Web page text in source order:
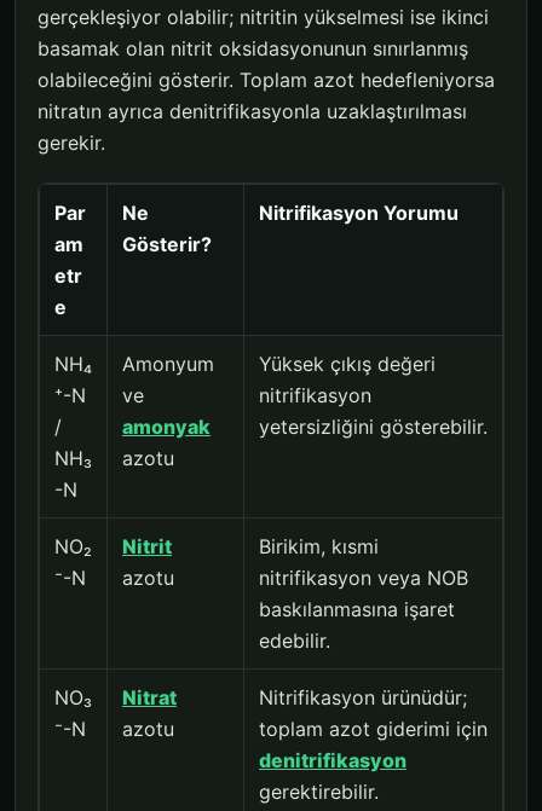
gerçekleşiyor olabilir; nitritin yükselmesi ise ikinci
basamak olan nitrit oksidasyonunun sınırlanmış
olabileceğini gösterir. Toplam azot hedefleniyorsa
nitratın ayrıca denitrifikasyonla uzaklaştırılması
gerekir.
Par
am
etr
e
Ne
Gösterir?
Nitrifikasyon Yorumu
NH₄
⁺-N
/
NH₃
-N
Amonyum
ve
amonyak
azotu
Yüksek çıkış değeri
nitrifikasyon
yetersizliğini gösterebilir.
NO₂
⁻-N
Nitrit
azotu
Birikim, kısmi
nitrifikasyon veya NOB
baskılanmasına işaret
edebilir.
NO₃
⁻-N
Nitrat
azotu
Nitrifikasyon ürünüdür;
toplam azot giderimi için
denitrifikasyon
gerektirebilir.